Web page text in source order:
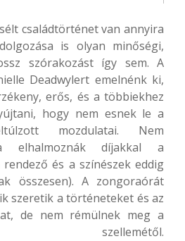
családtörténet van annyira
is olyan minőségi,
szórakozást így sem. A
Deadwylert emelnénk ki,
erős, és a többiekhez
hogy nem esnek le a
mozdulatai. Nem
elhalmoznák díjakkal a
és a színészek eddig
összesen). A zongoraórát
szeretik a történeteket és az
de nem rémülnek meg a